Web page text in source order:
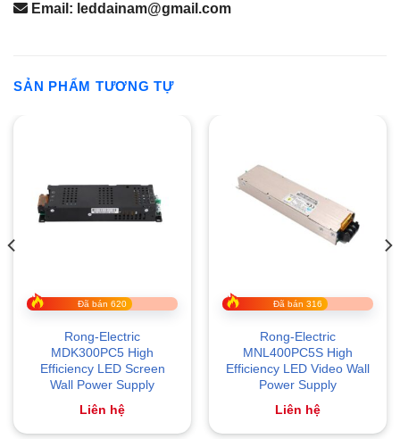
Email: leddainam@gmail.com
SẢN PHẨM TƯƠNG TỰ
Đã bán 620
Rong-Electric
MDK300PC5 High
Efficiency LED Screen
Wall Power Supply
Liên hệ
Đã bán 316
Rong-Electric
MNL400PC5S High
Efficiency LED Video Wall
Power Supply
Liên hệ